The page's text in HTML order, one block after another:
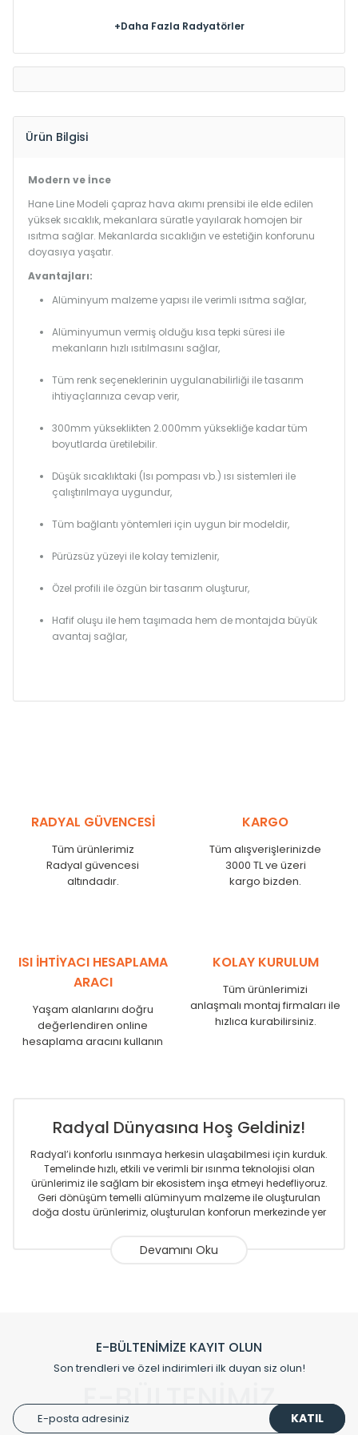
+Daha Fazla Radyatörler
Ürün Bilgisi
Modern ve İnce
Hane Line Modeli çapraz hava akımı prensibi ile elde edilen
yüksek sıcaklık, mekanlara süratle yayılarak homojen bir
ısıtma sağlar. Mekanlarda sıcaklığın ve estetiğin konforunu
doyasıya yaşatır.
Avantajları:
Alüminyum malzeme yapısı ile verimli ısıtma sağlar,
Alüminyumun vermiş olduğu kısa tepki süresi ile
mekanların hızlı ısıtılmasını sağlar,
Tüm renk seçeneklerinin uygulanabilirliği ile tasarım
ihtiyaçlarınıza cevap verir,
300mm yükseklikten 2.000mm yüksekliğe kadar tüm
boyutlarda üretilebilir.
Düşük sıcaklıktaki (Isı pompası vb.) ısı sistemleri ile
çalıştırılmaya uygundur,
Tüm bağlantı yöntemleri için uygun bir modeldir,
Pürüzsüz yüzeyi ile kolay temizlenir,
Özel profili ile özgün bir tasarım oluşturur,
Hafif oluşu ile hem taşımada hem de montajda büyük
avantaj sağlar,
RADYAL GÜVENCESİ
Tüm ürünlerimiz
Radyal güvencesi
altındadır.
KARGO
Tüm alışverişlerinizde
3000 TL ve üzeri
kargo bizden.
ISI İHTİYACI HESAPLAMA
ARACI
Yaşam alanlarını doğru
değerlendiren online
hesaplama aracını kullanın
KOLAY KURULUM
Tüm ürünlerimizi
anlaşmalı montaj firmaları ile
hızlıca kurabilirsiniz.
Radyal Dünyasına Hoş Geldiniz!
Radyal’i konforlu ısınmaya herkesin ulaşabilmesi için kurduk.
Temelinde hızlı, etkili ve verimli bir ısınma teknolojisi olan
ürünlerimiz ile sağlam bir ekosistem inşa etmeyi hedefliyoruz.
Geri dönüşüm temelli alüminyum malzeme ile oluşturulan
doğa dostu ürünlerimiz, oluşturulan konforun merkezinde yer
Sizlere sunmakta olduğumuz Alüminyum Radyatör ve
gurur duymaktadır. Avrupa’ya yapmakta olduğu ihracat ile
de ürünlerinde sadece tasarımın ön planda olmadığını aynı
zamanda kalite olarak ta en üst seviyede olduğunu
Çevreci ve yeşil enerji yaklaşımlarıyla ve sıfır karbon ayak izi
E-BÜLTENİMİZE KAYIT OLUN
Son trendleri ve özel indirimleri ilk duyan siz olun!
E-BÜLTENİMİZ KATIL